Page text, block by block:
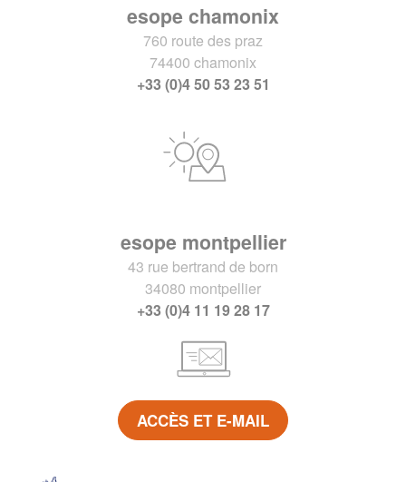
esope chamonix
760 route des praz
74400 chamonix
+33 (0)4 50 53 23 51
esope montpellier
43 rue bertrand de born
34080 montpellier
+33 (0)4 11 19 28 17
ACCÈS ET E-MAIL